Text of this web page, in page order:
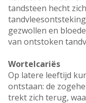
tandsteen hecht
gezwollen en
van ontstoken
Wortelcariës
Op latere leeftijd
ontstaan: de
trekt zich terug,